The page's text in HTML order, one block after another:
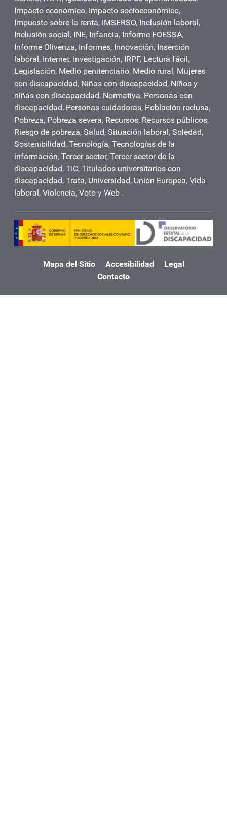
Impacto económico, Impacto socioeconómico,
Impuesto sobre la renta, IMSERSO, Inclusión laboral,
Inclusión social, INE, Infancia, Informe FOESSA,
Informe Olivenza, Informes, Innovación, Inserción
laboral, Internet, Investigación, IRPF, Lectura fácil,
Legislación, Medio penitenciario, Medio rural, Mujeres
con discapacidad, Niñas con discapacidad, Niños y
niñas con discapacidad, Normativa, Personas con
discapacidad, Personas cuidadoras, Población reclusa,
Pobreza, Pobreza severa, Recursos, Recursos públicos,
Riesgo de pobreza, Salud, Situación laboral, Soledad,
Sostenibilidad, Tecnología, Tecnologías de la
información, Tercer sector, Tercer sector de la
discapacidad, TIC, Titulados universitarios con
discapacidad, Trata, Universidad, Unión Europea, Vida
laboral, Violencia, Voto y Web .
Mapa del Sitio Accesibilidad
Legal
Contacto